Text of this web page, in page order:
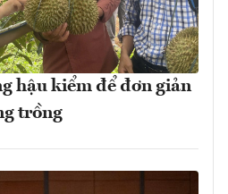
hậu kiểm để đơn giản
trồng